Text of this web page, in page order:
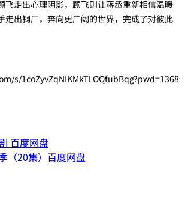
飞走出心理阴影，顾飞则让蒋丞重新相信温暖
走出钢厂，奔向更广阔的世界，完成了对彼此
s/1coZyvZqNIKMkTLOQfubBqg?pwd=1368
百度网盘
（20集）百度网盘